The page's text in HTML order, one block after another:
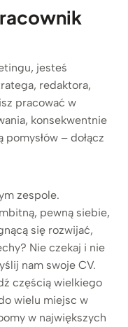
jesteś
redaktora,
pracować w
konsekwentnie
pomysłów – dołącz
zespole.
pewną siebie,
się rozwijać,
Nie czekaj i nie
nam swoje CV.
częścią wielkiego
wielu miejsc w
w największych